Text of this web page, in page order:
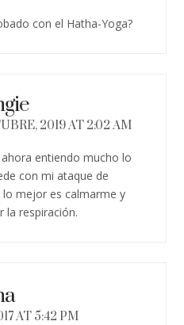
con el Hatha-Yoga?
2019 AT 2:02 AM
ahora entiendo mucho lo
con mi ataque de
lo mejor es calmarme y
la respiración.
AT 5:42 PM